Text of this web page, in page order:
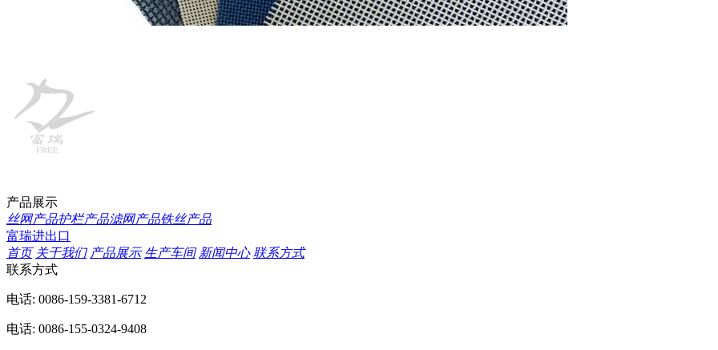
产品展示
丝网产品护栏产品滤网产品铁丝产品
富瑞进出口
首页 关于我们 产品展示 生产车间 新闻中心 联系方式
联系方式
电话: 0086-159-3381-6712
电话: 0086-155-0324-9408